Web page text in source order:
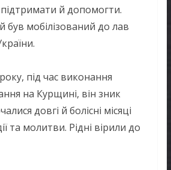
й допомогти.
був мобілізований до лав
під час виконання
на Курщині, він зник
довгі й болісні місяці
та молитви. Рідні вірили до